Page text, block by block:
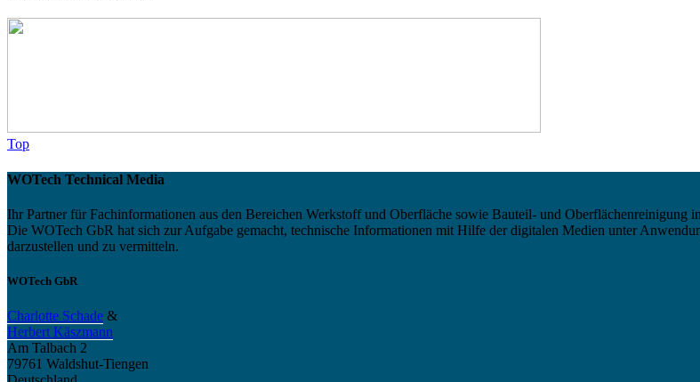
Top
WOTech Technical Media
Ihr Partner für Fachinformationen aus den Bereichen Werkstoff und Oberfläche sowie Bauteil- und Oberflächenreinigung
Die WOTech GbR hat sich zur Aufgabe gemacht, technische Informationen mit Hilfe der digitalen Medien unter
darzustellen und zu vermitteln.
WOTech GbR
Charlotte Schade &
Herbert Käszmann
Am Talbach 2
79761 Waldshut-Tiengen